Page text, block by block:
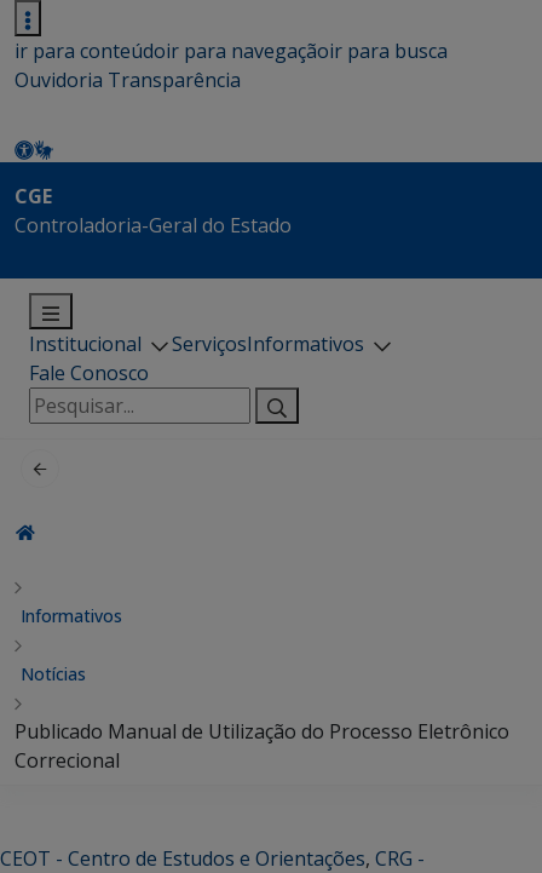
ir para conteúdoir para navegaçãoir para busca
Ouvidoria Transparência
CGE
Controladoria-Geral do Estado
Institucional ServiçosInformativos
Fale Conosco
Pesquisar
por:
Informativos
Notícias
Publicado Manual de Utilização do Processo Eletrônico
Correcional
CEOT - Centro de Estudos e Orientações, CRG -